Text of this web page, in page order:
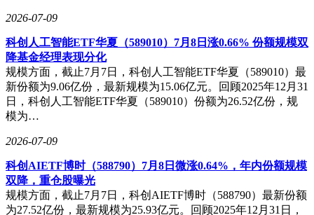
2026-07-09
科创人工智能ETF华夏（589010）7月8日涨0.66% 份额规模双
降基金经理表现分化
规模方面，截止7月7日，科创人工智能ETF华夏（589010）最
新份额为9.06亿份，最新规模为15.06亿元。回顾2025年12月31
日，科创人工智能ETF华夏（589010）份额为26.52亿份，规
模为…
2026-07-09
科创AIETF博时（588790）7月8日微涨0.64%，年内份额规模
双降，重仓股曝光
规模方面，截止7月7日，科创AIETF博时（588790）最新份额
为27.52亿份，最新规模为25.93亿元。回顾2025年12月31日，